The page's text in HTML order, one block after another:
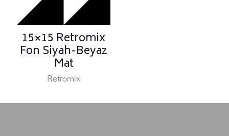
15×15 Retromix
Fon Siyah-Beyaz
Mat
Retromix